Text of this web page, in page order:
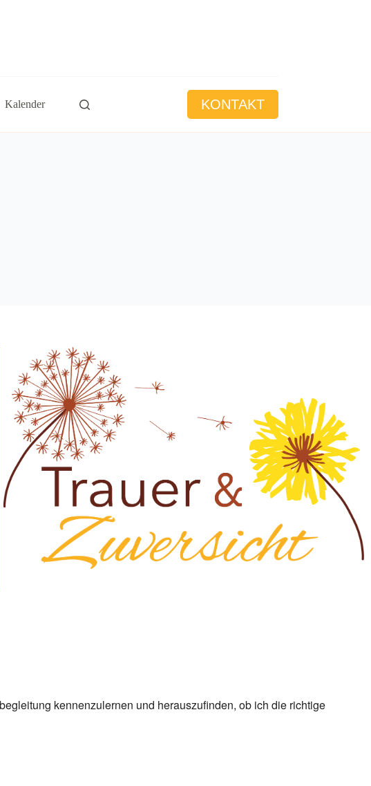
Kalender KONTAKT
Outlook Live
kennenzulernen und herauszufinden, ob ich die richtige